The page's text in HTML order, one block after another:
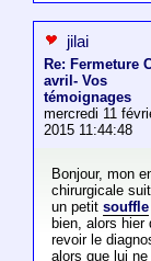
jilai
Re: Fermeture
avril- Vos
témoignages
mercredi 11
2015 11:44:48
Bonjour, mon
chirurgicale
un petit souffle
bien, alors hier
revoir le
alors que lui